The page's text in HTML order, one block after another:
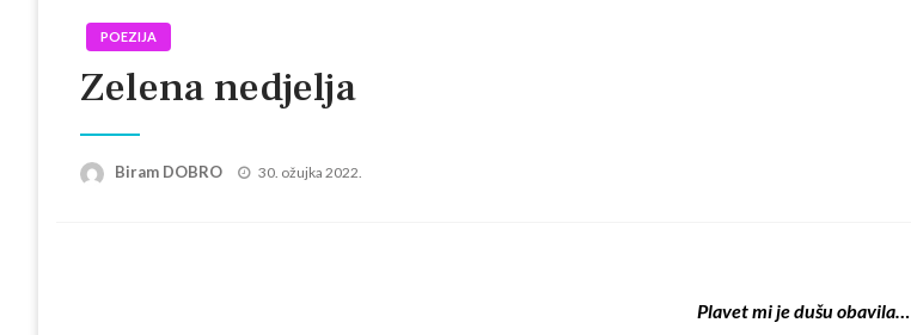
POEZIJA
Zelena nedjelja
Biram DOBRO
Posted
30. ožujka 2022.
Plavet mi je dušu obavila…